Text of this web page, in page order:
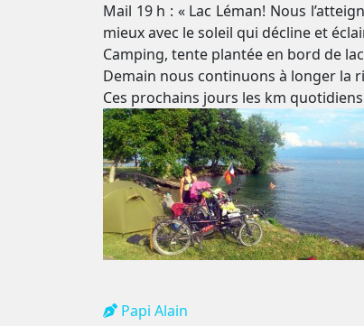
Mail 19 h : « Lac Léman! Nous
mieux avec le soleil qui décline et
Camping, tente plantée en bord de
Demain nous continuons à longer la
Ces prochains jours les km
Papi Alain